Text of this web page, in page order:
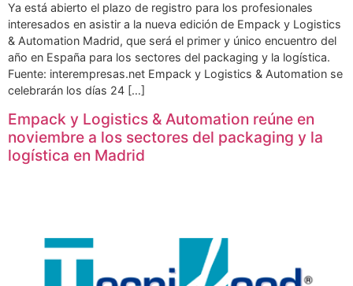
Ya está abierto el plazo de registro para los profesionales
interesados en asistir a la nueva edición de Empack y Logistics
& Automation Madrid, que será el primer y único encuentro del
año en España para los sectores del packaging y la logística.
Fuente: interempresas.net Empack y Logistics & Automation se
celebrarán los días 24 […]
Empack y Logistics & Automation reúne en
noviembre a los sectores del packaging y la
logística en Madrid